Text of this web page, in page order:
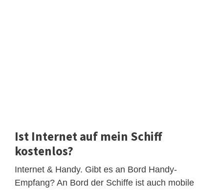
Ist Internet auf mein Schiff
kostenlos?
Internet & Handy. Gibt es an Bord Handy-
Empfang? An Bord der Schiffe ist auch mobile